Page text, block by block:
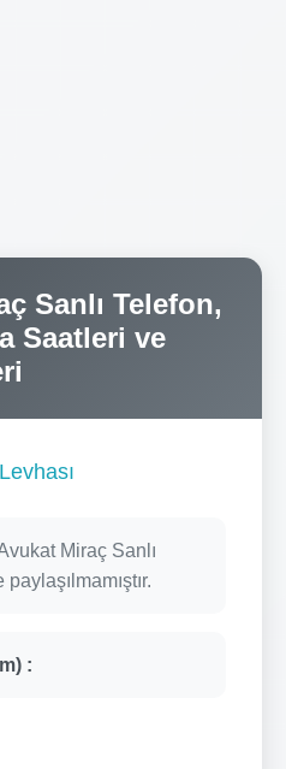
Sanlı Telefon,
Saatleri ve
Miraç Sanlı
: